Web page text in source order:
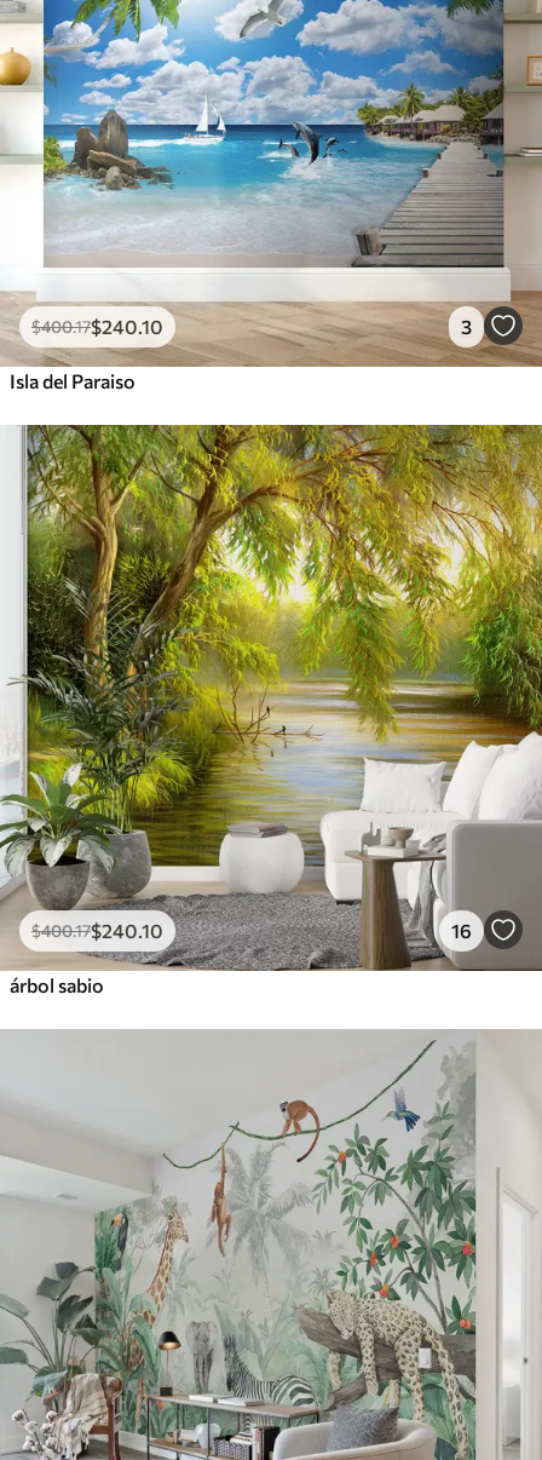
$400.17$240 .10 3
Isla del Paraiso
$400.17$240 .10 16
árbol sabio